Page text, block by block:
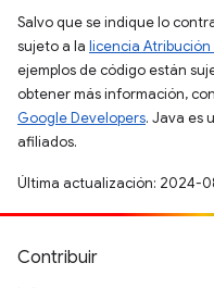
Salvo que se indique lo
sujeto a la licencia
ejemplos de código están
obtener más información,
Google Developers. Java es
afiliados.
Última actualización: 2024-
Contribuir